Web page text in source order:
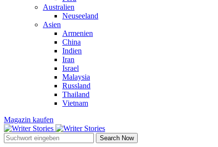
Australien
Neuseeland
Asien
Armenien
China
Indien
Iran
Israel
Malaysia
Russland
Thailand
Vietnam
Magazin kaufen
Search Now